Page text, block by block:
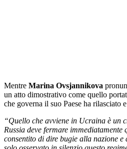
Mentre Marina Ovsjannikova
un atto dimostrativo come quello
che governa il suo Paese ha rilasciato
“Quello che avviene in Ucraina è un
Russia deve fermare
consentito di dire bugie alla nazione